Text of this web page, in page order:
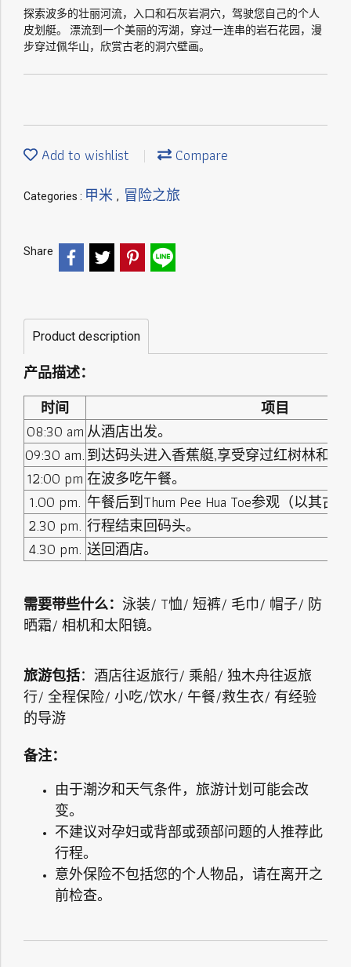
探索波多的壮丽河流，入口和石灰岩洞穴，驾驶您自己的个人
皮划艇。 漂流到一个美丽的泻湖，穿过一连串的岩石花园，漫
步穿过佩华山，欣赏古老的洞穴壁画。
Add to wishlist Compare
Categories : 甲米 , 冒险之旅
Share
Product description
产品描述：
时间
项目
08:30 am 从酒店出发。
09:30 am.到达码头进入香蕉艇,享受穿过红树林和山
12:00 pm 在波多吃午餐。
1.00 pm. 午餐后到Thum Pee Hua Toe参观（以其古
2.30 pm. 行程结束回码头。
4.30 pm. 送回酒店。
需要带些什么： 泳装/ T恤/ 短裤/ 毛巾/ 帽子/ 防
晒霜/ 相机和太阳镜。
旅游包括：酒店往返旅行/ 乘船/ 独木舟往返旅
行/ 全程保险/ 小吃/饮水/ 午餐/救生衣/ 有经验
的导游
备注：
由于潮汐和天气条件，旅游计划可能会改
变。
不建议对孕妇或背部或颈部问题的人推荐此
行程。
意外保险不包括您的个人物品，请在离开之
前检查。